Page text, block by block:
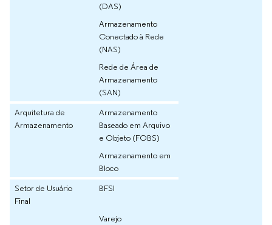
(DAS)
Armazenamento
Conectado à Rede
(NAS)
Rede de Área de
Armazenamento
(SAN)
Arquitetura de
Armazenamento
Armazenamento
Baseado em Arquivo
e Objeto (FOBS)
Armazenamento em
Bloco
Setor de Usuário
Final
BFSI
Varejo